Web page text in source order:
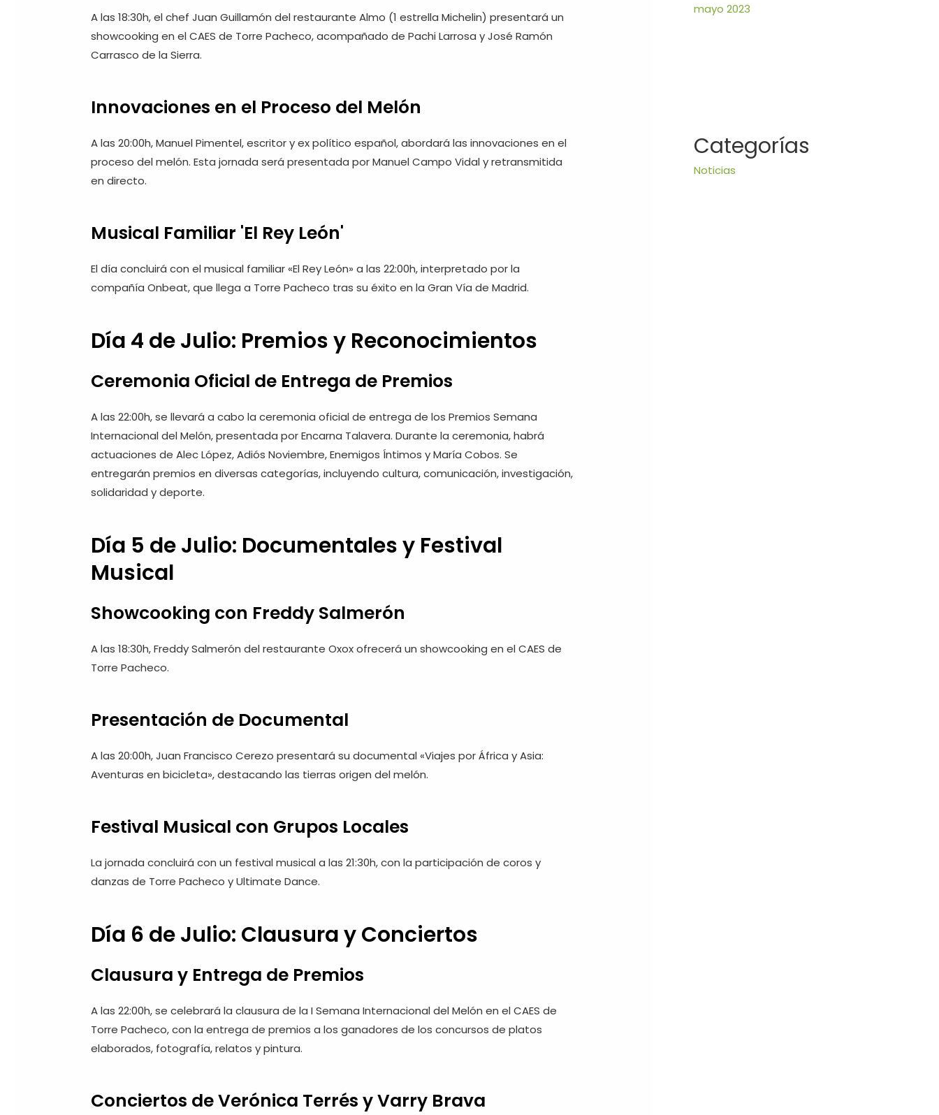
A las 18:30h, el chef Juan Guillamón del restaurante Almo (1 estrella Michelin) presentará un
showcooking en el CAES de Torre Pacheco, acompañado de Pachi Larrosa y José Ramón
Carrasco de la Sierra.
Innovaciones en el Proceso del Melón
A las 20:00h, Manuel Pimentel, escritor y ex político español, abordará las innovaciones en el
proceso del melón. Esta jornada será presentada por Manuel Campo Vidal y retransmitida
en directo.
Musical Familiar 'El Rey León'
El día concluirá con el musical familiar «El Rey León» a las 22:00h, interpretado por la
compañía Onbeat, que llega a Torre Pacheco tras su éxito en la Gran Vía de Madrid.
Día 4 de Julio: Premios y Reconocimientos
Ceremonia Oficial de Entrega de Premios
A las 22:00h, se llevará a cabo la ceremonia oficial de entrega de los Premios Semana
Internacional del Melón, presentada por Encarna Talavera. Durante la ceremonia, habrá
actuaciones de Alec López, Adiós Noviembre, Enemigos Íntimos y María Cobos. Se
entregarán premios en diversas categorías, incluyendo cultura, comunicación, investigación,
solidaridad y deporte.
Día 5 de Julio: Documentales y Festival
Musical
Showcooking con Freddy Salmerón
A las 18:30h, Freddy Salmerón del restaurante Oxox ofrecerá un showcooking en el CAES de
Torre Pacheco.
Presentación de Documental
A las 20:00h, Juan Francisco Cerezo presentará su documental «Viajes por África y Asia:
Aventuras en bicicleta», destacando las tierras origen del melón.
Festival Musical con Grupos Locales
La jornada concluirá con un festival musical a las 21:30h, con la participación de coros y
danzas de Torre Pacheco y Ultimate Dance.
Día 6 de Julio: Clausura y Conciertos
Clausura y Entrega de Premios
A las 22:00h, se celebrará la clausura de la I Semana Internacional del Melón en el CAES de
Torre Pacheco, con la entrega de premios a los ganadores de los concursos de platos
elaborados, fotografía, relatos y pintura.
Conciertos de Verónica Terrés y Varry Brava
mayo 2023
Categorías
Noticias